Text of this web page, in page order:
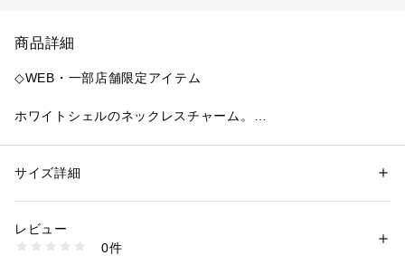
商品詳細
◇WEB・一部店舗限定アイテム
ホワイトシェルのネックレスチャーム。
ザインです。ワンポイントのキュービックジルコニアが煌めき
性別：レディース
素材：K10イエローゴールド、ホワイトシェル、キュービックジルコニア
生産国：日本
1020000002487
サイズ詳細
レビュー
0件